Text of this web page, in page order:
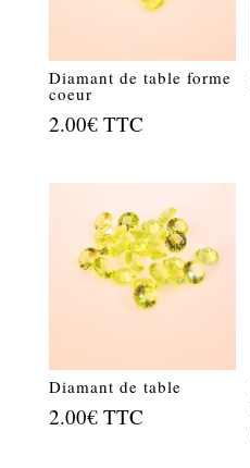
Diamant de table forme
coeur
2.00€ TTC
Diamant de table
2.00€ TTC